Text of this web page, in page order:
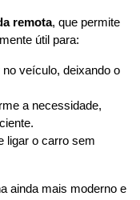
remota, que permite
útil para:
veículo, deixando o
a necessidade,
ligar o carro sem
ainda mais moderno e